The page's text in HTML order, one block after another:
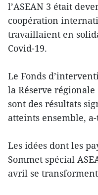
l’ASEAN 3 était
coopération
travaillaient en
Covid-19.
Le Fonds
la Réserve
sont des résultats
atteints ensemble,
Les idées dont les
Sommet spécial
avril se